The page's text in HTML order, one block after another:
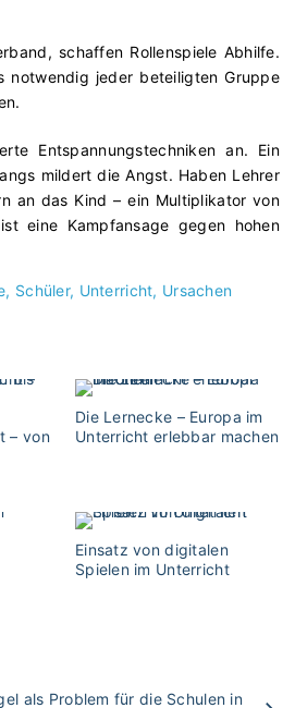
schaffen Rollenspiele Abhilfe.
notwendig jeder beteiligten Gruppe
Entspannungstechniken an. Ein
mildert die Angst. Haben Lehrer
an das Kind – ein Multiplikator von
eine Kampfansage gegen hohen
Schüler Unterricht Ursachen
– von
Die Lernecke – Europa im
Unterricht erlebbar machen
Einsatz von digitalen
Spielen im Unterricht
als Problem für die Schulen in